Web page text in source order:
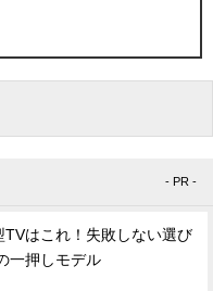
- PR -
TVはこれ！失敗しない選び
一押しモデル